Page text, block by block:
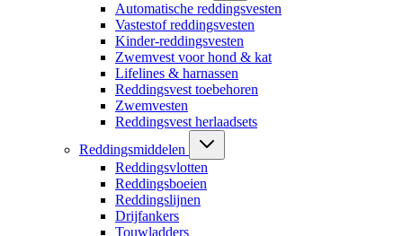
Automatische reddingsvesten
Vastestof reddingsvesten
Kinder-reddingsvesten
Zwemvest voor hond & kat
Lifelines & harnassen
Reddingsvest toebehoren
Zwemvesten
Reddingsvest herlaadsets
Reddingsmiddelen
Reddingsvlotten
Reddingsboeien
Reddingslijnen
Drijfankers
Touwladders